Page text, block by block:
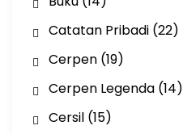
Catatan Pribadi(22)
Cerpen(19)
Cerpen Legenda(14)
Cersil(15)